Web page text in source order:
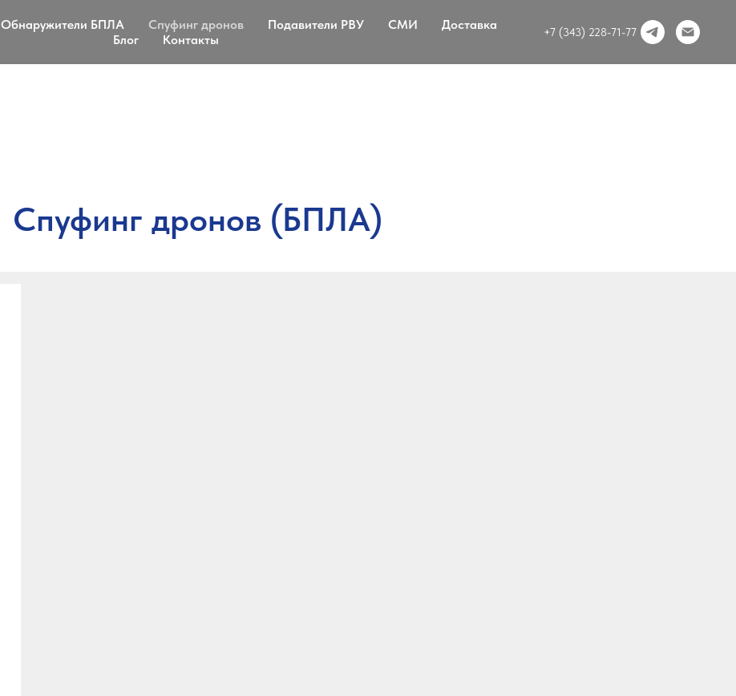
Обнаружители БПЛА Спуфинг дронов Подавители РВУ СМИ
Доставка
Блог
Контакты +7 (343) 228-71-77
Спуфинг дронов (БПЛА)